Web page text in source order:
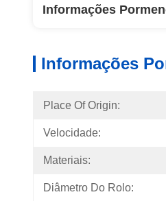
Informações
Informações
Place Of Origin:
Velocidade:
Materiais:
Diâmetro Do Rolo: